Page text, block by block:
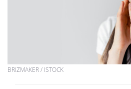
BRIZMAKER / ISTOCK